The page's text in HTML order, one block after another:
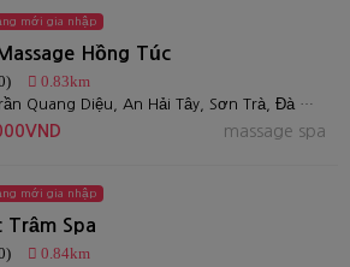
mới gia nhập
Hồng Túc
0.83km
16B Trần Quang Diệu, An Hải Tây, Sơn Trà, Đà Nẵng 550000
massage spa
mới gia nhập
Trâm Spa
0.84km